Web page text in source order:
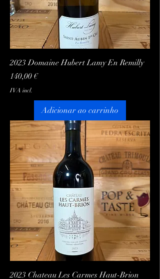
2023 Domaine Hubert Lamy En Remilly
Preço
140,00 €
IVA incl.
Adicionar ao carrinho
2023 Chateau Les Carmes Haut-Brion